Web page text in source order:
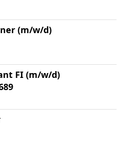
(m/w/d)
FI (m/w/d)